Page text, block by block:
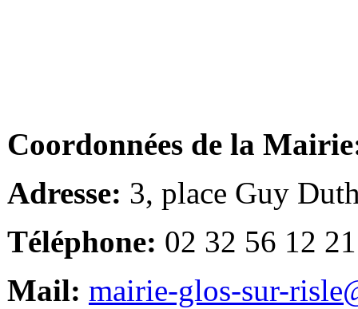
Coordonnées de la
Adresse: 3, place Guy
Téléphone: 02 32 56 12 21
Mail: mairie-glos-sur-